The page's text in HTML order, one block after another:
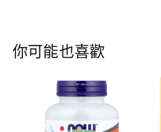
你可能也喜歡